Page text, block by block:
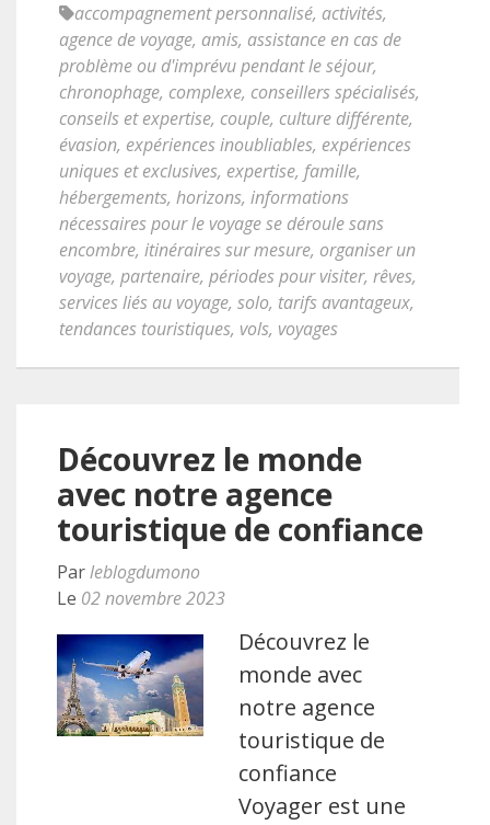
accompagnement personnalisé, activités,
agence de voyage, amis, assistance en cas de
problème ou d'imprévu pendant le séjour,
chronophage, complexe, conseillers spécialisés,
conseils et expertise, couple, culture différente,
évasion, expériences inoubliables, expériences
uniques et exclusives, expertise, famille,
hébergements, horizons, informations
nécessaires pour le voyage se déroule sans
encombre, itinéraires sur mesure, organiser un
voyage, partenaire, périodes pour visiter, rêves,
services liés au voyage, solo, tarifs avantageux,
tendances touristiques, vols, voyages
Découvrez le monde
avec notre agence
touristique de confiance
Parleblogdumono
Le 02 novembre 2023
Découvrez le
monde avec
notre agence
touristique de
confiance
Voyager est une